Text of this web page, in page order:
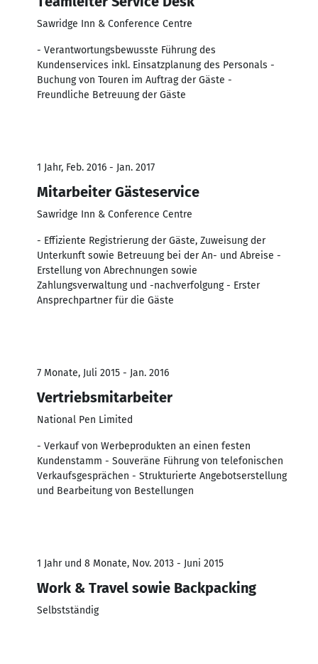
Sawridge Inn & Conference Centre
- Verantwortungsbewusste Führung des
Kundenservices inkl. Einsatzplanung des Personals -
Buchung von Touren im Auftrag der Gäste -
Freundliche Betreuung der Gäste
1 Jahr, Feb. 2016 - Jan. 2017
Mitarbeiter Gästeservice
Sawridge Inn & Conference Centre
- Effiziente Registrierung der Gäste, Zuweisung der
Unterkunft sowie Betreuung bei der An- und Abreise -
Erstellung von Abrechnungen sowie
Zahlungsverwaltung und -nachverfolgung - Erster
Ansprechpartner für die Gäste
7 Monate, Juli 2015 - Jan. 2016
Vertriebsmitarbeiter
National Pen Limited
- Verkauf von Werbeprodukten an einen festen
Kundenstamm - Souveräne Führung von telefonischen
Verkaufsgesprächen - Strukturierte Angebotserstellung
und Bearbeitung von Bestellungen
1 Jahr und 8 Monate, Nov. 2013 - Juni 2015
Work & Travel sowie Backpacking
Selbstständig